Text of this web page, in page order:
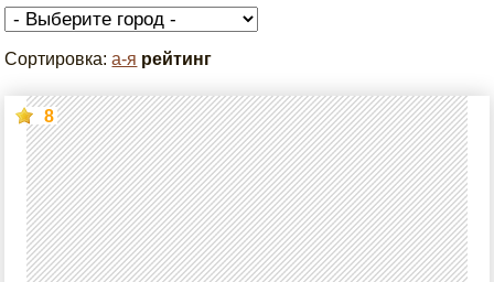
Сортировка:а-я рейтинг
8